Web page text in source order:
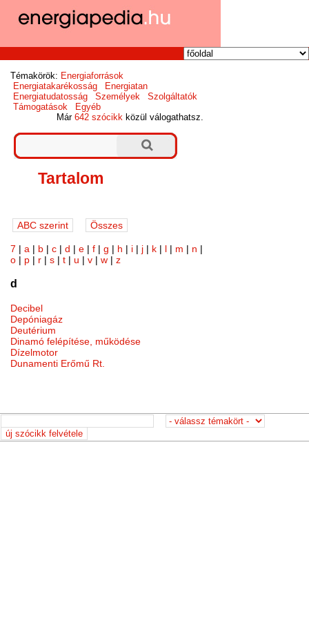
Témakörök: Energiaforrások
Energiatakarékosság
Energiatan
Energiatudatosság
Személyek
Szolgáltatók
Támogatások
Egyéb
Már642 szócikk közül válogathatsz.
Tartalom
7 |a | b |c |d |e |f |g | h | i | j | k | l | m | n |
o | p | r |s |t |u |v |w |z
d
Decibel
Depóniagáz
Deutérium
Dinamó felépítése, működése
Dízelmotor
Dunamenti Erőmű Rt.